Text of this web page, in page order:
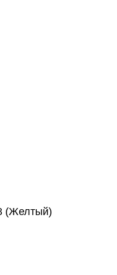
(Желтый)